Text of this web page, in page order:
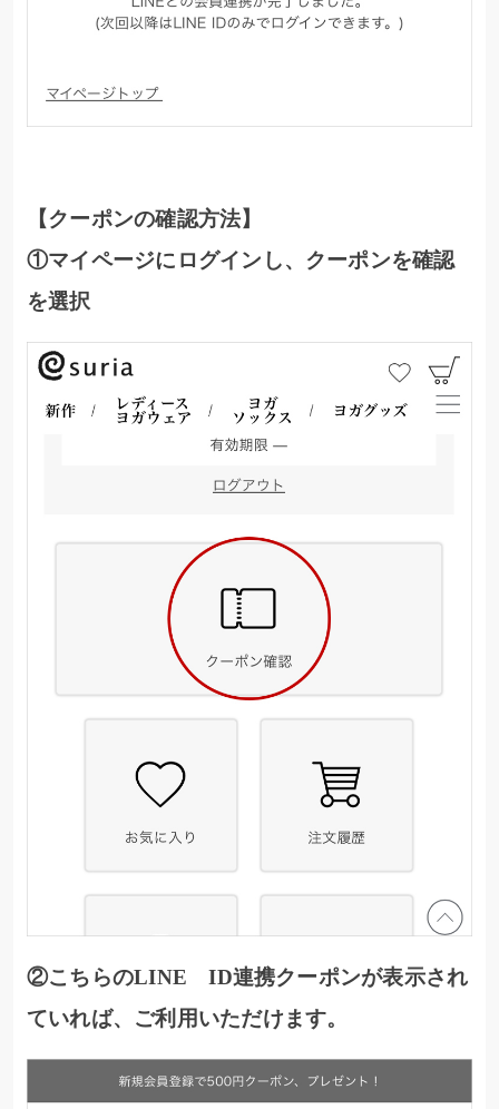
【クーポンの確認方法】
①マイページにログインし、クーポンを確認
を選択
②こちらのLINE ID連携クーポンが表示され
ていれば、ご利用いただけます。